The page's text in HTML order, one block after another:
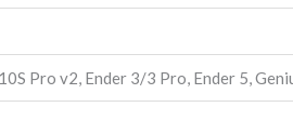
Pro v2, Ender 3/3 Pro, Ender 5,